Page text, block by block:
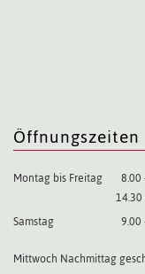
Öffnungszeiten
Montag bis Freitag
Samstag
Mittwoch Nachmittag